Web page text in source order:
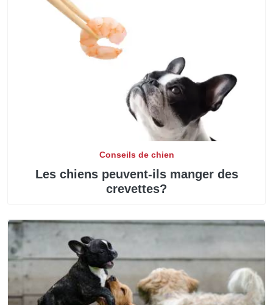
Conseils de chien
Les chiens peuvent-ils manger des
crevettes?